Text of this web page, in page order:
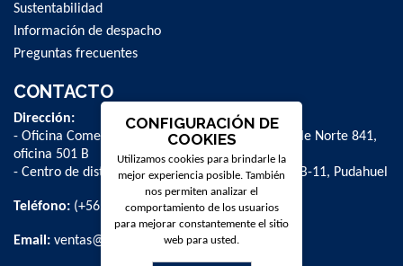
Sustentabilidad
Información de despacho
Preguntas frecuentes
CONTACTO
Dirección:
- Oficina Comercial y administrativa: Avenida Valle Norte 841,
oficina 501 B
- Centro de distribución: La Farfana 500, bodega B-11, Pudahuel
Teléfono: (+56 2) 2 584 8900
Email: ventas@dpschile.cl
CONFIGURACIÓN DE
COOKIES
Utilizamos cookies para brindarle la
mejor experiencia posible. También
nos permiten analizar el
comportamiento de los usuarios
para mejorar constantemente el sitio
web para usted.